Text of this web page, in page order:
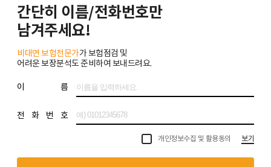
간단히 이름/전화번호만
남겨주세요!
비대면 보험전문가가 보험점검 및
어려운 보장분석도 준비하여 보내드려요.
이 름
전 화 번 호
개인정보수집 및 활용동의 보기